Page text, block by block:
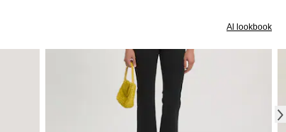
Al lookbook